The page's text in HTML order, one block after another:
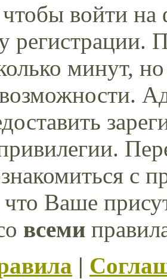
чтобы войти
регистрации.
минут,
с
Ваше
всеми
|